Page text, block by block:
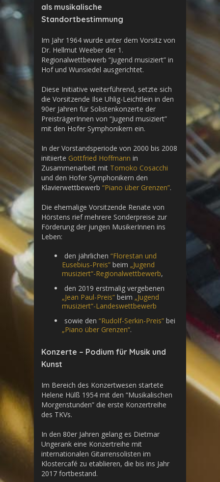
als musikalische
Standortbestimmung
Im Jahr 1964 wurde unter dem Vorsitz von
Dr. Hellmut Weeber der 1.
Regionalwettbewerb “Jugend musiziert” in
Hof und Wunsiedel ausgerichtet.
Diese Initiative weiterführend, setzte sich
die Vorsitzende Ilse Uhlig-Leichtlein in den
90er Jahren für Solistenkonzerte der
PreisträgerInnen von “Jugend musiziert”
mit den Hofer Symphonikern ein.
In der Vorstandsperiode von 2000 bis 2008
initiierte Gottfried Hoffmann in
Zusammenarbeit mit Tomoko Cosacchi
und den Hofer Symphonikern den
Klavierwettbewerb “Piano über Grenzen”.
Die ehemalige Vorsitzende Renate von
Hörstens rief mehrere Sonderpreise zur
Förderung der jungen MusikerInnen ins
Leben:
den jährlichen “Florestan und
Eusebius-Preis” beim „Jugend
musiziert“-Regionalwettbewerb,
den 2019 erstmalig vergebenen
„Jean Paul-Preis“ beim „Jugend
musiziert“-Landeswettbewerb
sowie den “Rudolf-Serkin-Preis”bei
„Piano über Grenzen“.
Konzerte – Podium für Musik und
Kunst
Im Bereich des Konzertwesen startete
Helene Hülß 1954 mit den “Musikalischen
Morgenstunden” die erste Konzertreihe
des TKVs.
In den 80er Jahren gelang es Dietmar
Ungerank eine Konzertreihe mit
internationalen Gitarrensolisten im
Klostercafé zu etablieren, die bis ins Jahr
2017 fortbestand.